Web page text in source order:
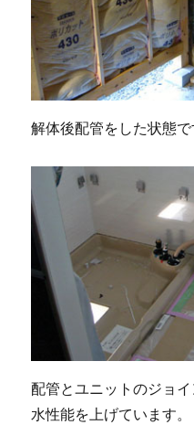
解体後配管をした状態で
配管とユニットのジョ
水性能を上げています。